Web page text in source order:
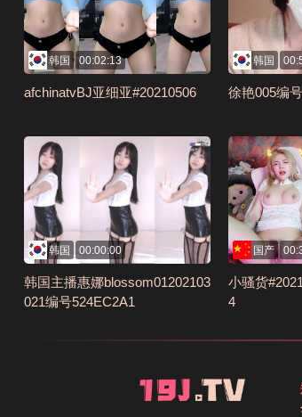
韩国 00:02:13
afchinatvBJ亚细亚#20210506
韩国
徐艳005编
韩国 00:00:00
韩国主播惠娜blossom01202103
021编号524EC2A1
国产
小骚货
4